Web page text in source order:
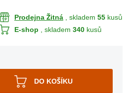
Prodejna Žitná , skladem 55 kusů
E-shop
, skladem 340 kusů